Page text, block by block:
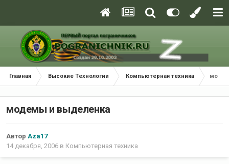
Главная Высокие Технологии Компьютерная техника
модемы и выделенка
Автор Aza17
14 декабря, 2006 в Компьютерная техника